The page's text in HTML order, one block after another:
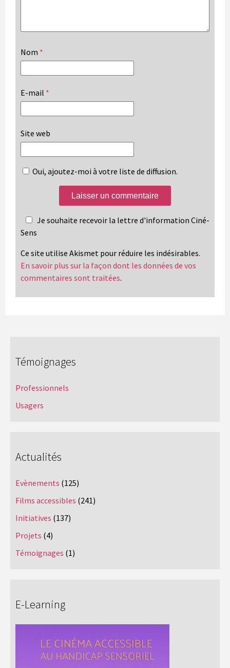
Nom *
E-mail *
Site web
Oui, ajoutez-moi à votre liste de diffusion.
Je souhaite recevoir la lettre d'information Ciné-
Sens
Ce site utilise Akismet pour réduire les indésirables.
En savoir plus sur la façon dont les données de vos
commentaires sont traitées.
Témoignages
Professionnels
Usagers
Actualités
Evènements (125)
Films accessibles (241)
Initiatives (137)
Projets (4)
Témoignages (1)
E-Learning